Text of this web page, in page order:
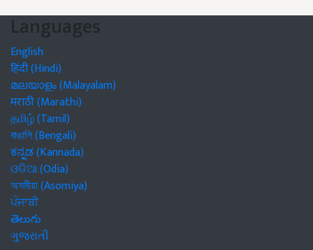
Languages
English
हिंदी (Hindi)
മലയാളം (Malayalam)
मराठी (Marathi)
தமிழ் (Tamil)
বাঙালি (Bengali)
ಕನ್ನಡ (Kannada)
ଓଡିଆ (Odia)
অসমীয়া (Asomiya)
ਪੰਜਾਬੀ
తెలుగు
ગુજરાતી